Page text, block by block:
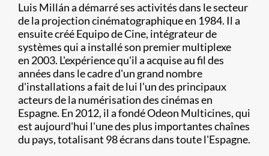
Luis Millán a démarré ses activités dans le secteur
de la projection cinématographique en 1984. Il a
ensuite créé Equipo de Cine, intégrateur de
systèmes qui a installé son premier multiplexe
en 2003. L'expérience qu'il a acquise au fil des
années dans le cadre d'un grand nombre
d'installations a fait de lui l'un des principaux
acteurs de la numérisation des cinémas en
Espagne. En 2012, il a fondé Odeon Multicines, qui
est aujourd'hui l'une des plus importantes chaînes
du pays, totalisant 98 écrans dans toute l'Espagne.